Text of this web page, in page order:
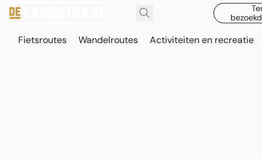
Fietsroutes Wandelroutes Activiteiten en recreatie